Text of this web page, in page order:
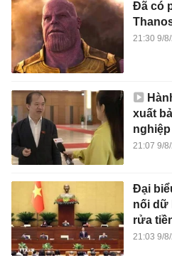
Đã có
21:30 9/
xuất
21:07 9/
Đại
nối dữ
rửa
21:03 9/